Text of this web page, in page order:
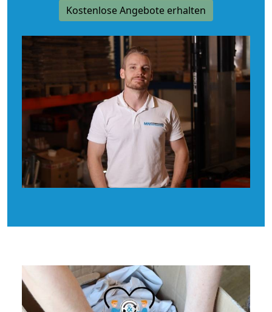
Kostenlose Angebote erhalten